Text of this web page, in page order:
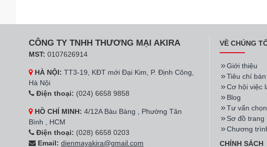
CÔNG TY TNHH THƯƠNG MẠI AKIRA
MST: 0107626914
HÀ NỘI: TT3-19, KĐT mới Đại Kim, P. Định Công,
Hà Nội
Điện thoại: (024) 6658 9858
HỒ CHÍ MINH: 4/12A Bàu Bàng , Phường Tân
Bình , HCM
Điện thoại: (028) 6658 0203
Email: dienmayakira@gmail.com
VỀ CHÚNG
Giới thiệu
Tiêu chí
Cơ hội việc
Blog
Tư vấn
Sơ đồ trang
Chương
CHÍNH SÁCH